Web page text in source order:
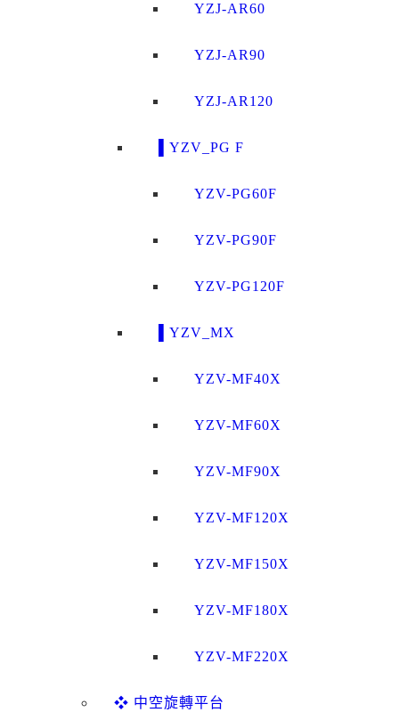
YZJ-AR60
YZJ-AR90
YZJ-AR120
▌YZV_PG F
YZV-PG60F
YZV-PG90F
YZV-PG120F
▌YZV_MX
YZV-MF40X
YZV-MF60X
YZV-MF90X
YZV-MF120X
YZV-MF150X
YZV-MF180X
YZV-MF220X
❖ 中空旋轉平台